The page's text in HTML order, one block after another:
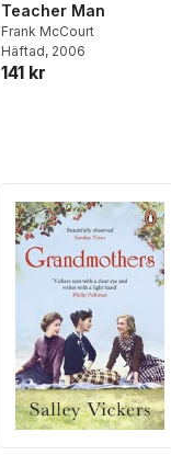
Teacher Man
Frank McCourt
Häftad, 2006
141 kr